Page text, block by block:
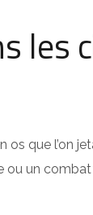
les
que l’on
un